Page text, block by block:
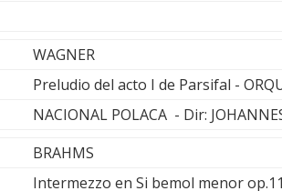
WAGNER
Preludio del acto I de Parsifal -
NACIONAL POLACA - Dir:
BRAHMS
Intermezzo en Si bemol menor